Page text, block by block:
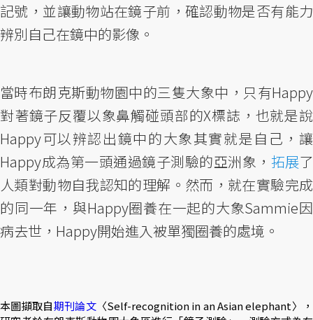
記號，並讓動物站在鏡子前，確認動物是否有能力
辨別自己在鏡中的影像。
當時布朗克斯動物園中的三隻大象中，只有Happy
對著鏡子反覆以象鼻觸碰頭部的X標誌，也就是說
Happy可以辨認出鏡中的大象其實就是自己，讓
Happy成為第一頭通過鏡子測驗的亞洲象， 拓展了
人類對動物自我認知的理解。然而，就在實驗完成
的同一年，與Happy圈養在一起的大象Sammie因
病去世，Happy開始進入被單獨圈養的處境。
本圖擷取自期刊論文〈Self-recognition in an Asian elephant〉，